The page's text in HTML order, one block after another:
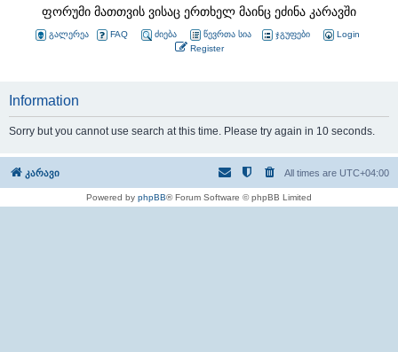
ფორუმი მათთვის ვისაც ერთხელ მაინც ეძინა კარავში
გალერეა FAQ ძიება წევრთა სია ჯგუფები
Login
Register
Information
Sorry but you cannot use search at this time. Please try again in 10 seconds.
კარავი All times are UTC+04:00
Powered by phpBB® Forum Software © phpBB Limited